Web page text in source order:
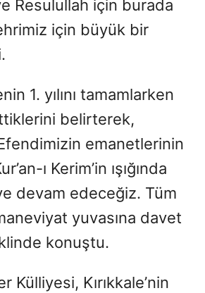
Resulullah için burada
için büyük bir
1. yılını tamamlarken
belirterek,
emanetlerinin
ı Kerim’in ışığında
devam edeceğiz. Tüm
yuvasına davet
konuştu.
Külliyesi, Kırıkkale’nin